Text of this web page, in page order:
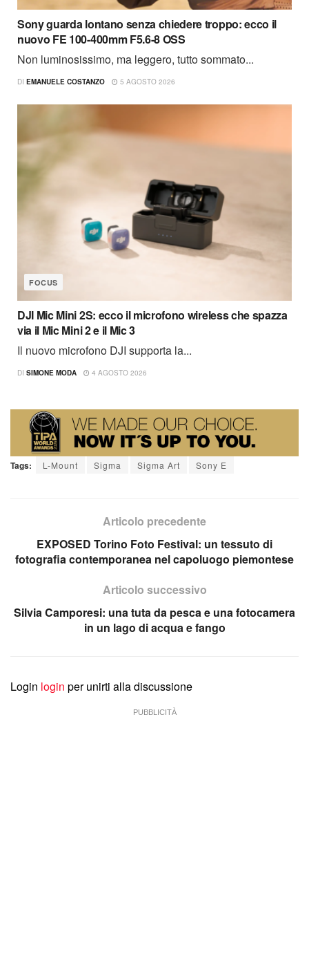
Sony guarda lontano senza chiedere troppo: ecco il
nuovo FE 100-400mm F5.6-8 OSS
Non luminosissimo, ma leggero, tutto sommato...
DI EMANUELE COSTANZO 5 AGOSTO 2026
FOCUS
DJI Mic Mini 2S: ecco il microfono wireless che spazza
via il Mic Mini 2 e il Mic 3
Il nuovo microfono DJI supporta la...
DI SIMONE MODA 4 AGOSTO 2026
Tags: L-Mount Sigma Sigma Art Sony E
Articolo precedente
EXPOSED Torino Foto Festival: un tessuto di
fotografia contemporanea nel capoluogo piemontese
Articolo successivo
Silvia Camporesi: una tuta da pesca e una fotocamera
in un lago di acqua e fango
Login login per unirti alla discussione
PUBBLICITÀ